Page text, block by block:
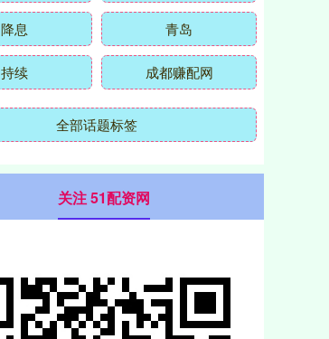
降息 青岛
持续 成都赚配网
全部话题标签
关注 51配资网